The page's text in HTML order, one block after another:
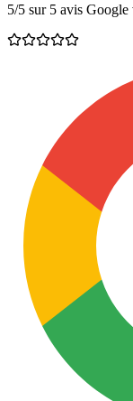
5/5 sur 5 avis Google